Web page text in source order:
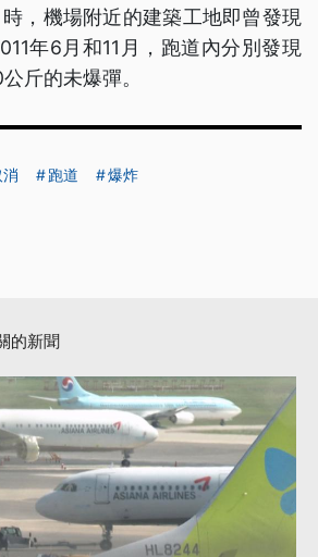
，機場附近的建築工地即曾發現
年6月和11月，跑道內分別發現
斤的未爆彈。
跑道
爆炸
的新聞